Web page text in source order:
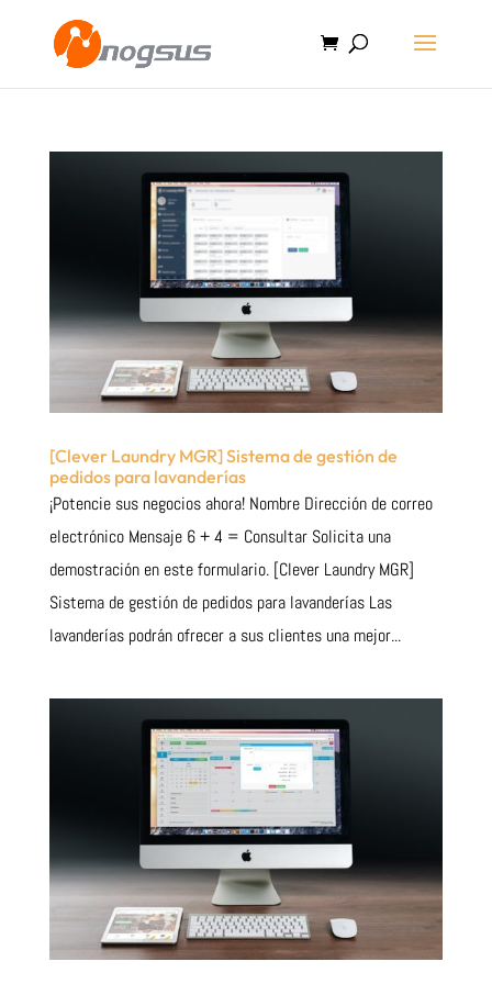
[Clever Laundry MGR] Sistema de gestión de
pedidos para lavanderías
¡Potencie sus negocios ahora! Nombre Dirección de correo
electrónico Mensaje 6 + 4 = Consultar Solicita una
demostración en este formulario. [Clever Laundry MGR]
Sistema de gestión de pedidos para lavanderías Las
lavanderías podrán ofrecer a sus clientes una mejor...